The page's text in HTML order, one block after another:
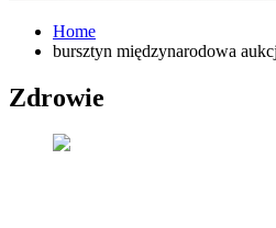
Home
bursztyn międzynarodowa
Zdrowie